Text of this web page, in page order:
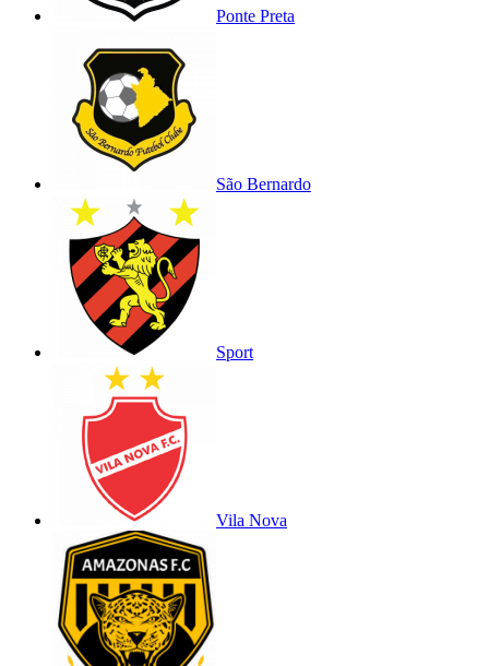
Ponte Preta
São Bernardo
Sport
Vila Nova